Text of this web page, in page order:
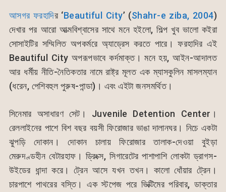
e
b
o
o
k
s
A
p
p
s
e
n
g
er
l
আসগর ফরহাদির ‘Beautiful City’ (Shahr-e ziba, 2004)
দেখার পর আরো আত্মবিশ্বাসের সাথে মনে হইলো, শিল্প খুব ভালো কইরা
সোসাইটির সম্মিলিত অপকর্মরে অ্যাড্রেস করতে পারে। ফরহাদির এই
Beautiful City অপরূপভাবে কর্দমাক্ত। মনে হয়, আইন-আদালত
আর ধর্মীয় নীতি-নৈতিকতার নামে রাষ্ট্র মূলত এক ম্যাসকুলিন মাসলম্যান
(ধরেন, পেশিবহুল পুরুষ-পান্ডা)। এবং এইটা জনসমর্থিত।
সিনেমার অসাধারণ সেট। Juvenile Detention Center।
রেললাইনের পাশে বিশ বছর বয়সী ফিরোজার ভাঙা দালানঘর। নিচে একটা
ঝুপড়ি দোকান। দোকান চালায় ফিরোজার তালাক-দেওয়া বুইড়া
মেরুদণ্ডহীন বেটারহাফ। ড্রিংক্স, সিগারেটের পাশাপাশি লোকটা ড্রাগস-
উইডের ধান্দা করে। ট্রেন আসে যখন তখন। কালো ধোঁয়ার ট্রেন।
চারপাশে পাথরের বস্তি। এক স্টপেজ পরে ভিক্টিমের পরিবার, ডাক্তার